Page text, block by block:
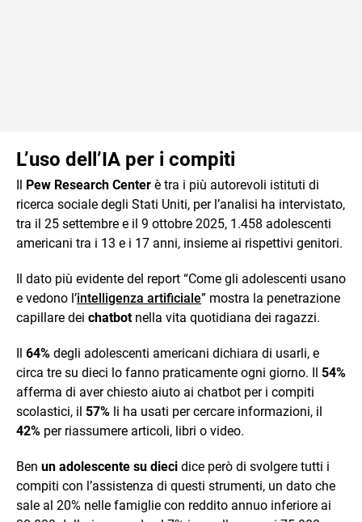
L’uso dell’IA per i compiti
Il Pew Research Center è tra i più autorevoli istituti di
ricerca sociale degli Stati Uniti, per l’analisi ha intervistato,
tra il 25 settembre e il 9 ottobre 2025, 1.458 adolescenti
americani tra i 13 e i 17 anni, insieme ai rispettivi genitori.
Il dato più evidente del report “Come gli adolescenti usano
e vedono l’intelligenza artificiale” mostra la penetrazione
capillare dei chatbotnella vita quotidiana dei ragazzi.
Il 64% degli adolescenti americani dichiara di usarli, e
circa tre su dieci lo fanno praticamente ogni giorno. Il 54%
afferma di aver chiesto aiuto ai chatbot per i compiti
scolastici, il 57% li ha usati per cercare informazioni, il
42% per riassumere articoli, libri o video.
Ben un adolescente su dieci dice però di svolgere tutti i
compiti con l’assistenza di questi strumenti, un dato che
sale al 20% nelle famiglie con reddito annuo inferiore ai